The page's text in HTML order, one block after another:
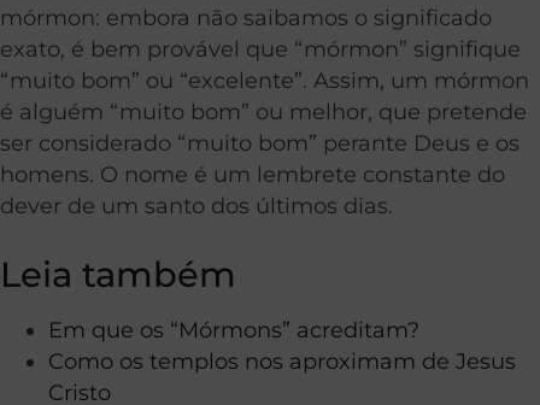
mórmon: embora não saibamos o significado
exato, é bem provável que “mórmon” signifique
“muito bom” ou “excelente”. Assim, um mórmon
é alguém “muito bom” ou melhor, que pretende
ser considerado “muito bom” perante Deus e os
homens. O nome é um lembrete constante do
dever de um santo dos últimos dias.
Leia também
Em que os “Mórmons” acreditam?
Como os templos nos aproximam de Jesus
Cristo